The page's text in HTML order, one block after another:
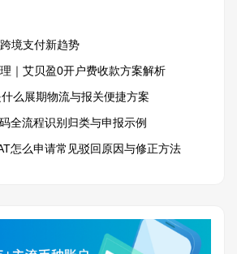
境支付新趋势
｜艾贝盈0开户费收款方案解析
么展期物流与报关便捷方案
全流程识别归类与申报示例
怎么申请常见驳回原因与修正方法